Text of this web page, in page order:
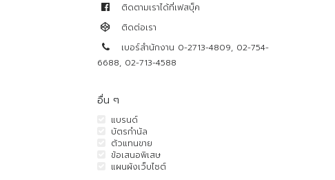
ติดตามเราได้ที่เฟสบุ็ค
ติดต่อเรา
เบอร์สำนักงาน 0-2713-4809, 02-754-
6688, 02-713-4588
อื่น ๆ
แบรนด์
บัตรกำนัล
ตัวแทนขาย
ข้อเสนอพิเสษ
แผนผังเว็บไซต์